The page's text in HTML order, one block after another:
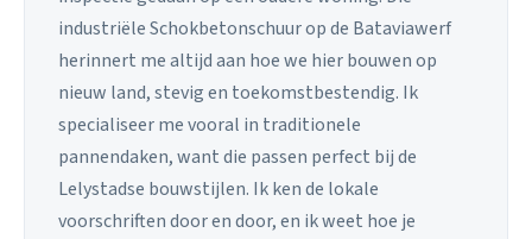
industriële Schokbetonschuur op de Bataviawerf
herinnert me altijd aan hoe we hier bouwen op
nieuw land, stevig en toekomstbestendig. Ik
specialiseer me vooral in traditionele
pannendaken, want die passen perfect bij de
Lelystadse bouwstijlen. Ik ken de lokale
voorschriften door en door, en ik weet hoe je